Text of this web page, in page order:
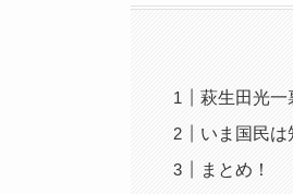
萩生田光一
いま国民は
まとめ！